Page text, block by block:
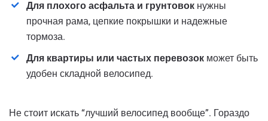
Для плохого асфальта и грунтовок нужны
прочная рама, цепкие покрышки и надежные
тормоза.
Для квартиры или частых перевозок может быть
удобен складной велосипед.
Не стоит искать “лучший велосипед вообще”. Гораздо